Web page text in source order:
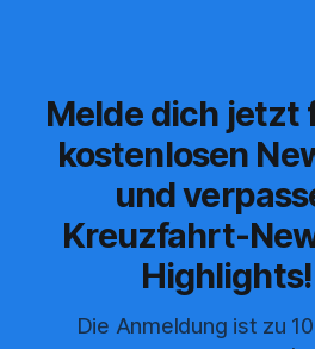
Melde dich jetzt
kostenlosen
und
Kreuzfahrt-
Die Anmeldung ist zu